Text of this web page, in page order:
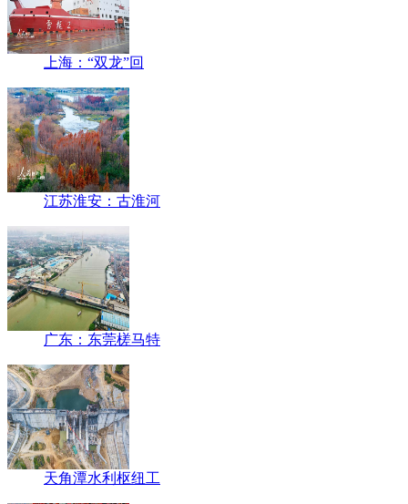
上海：“双龙”回
江苏淮安：古淮河
广东：东莞槎马特
天角潭水利枢纽工